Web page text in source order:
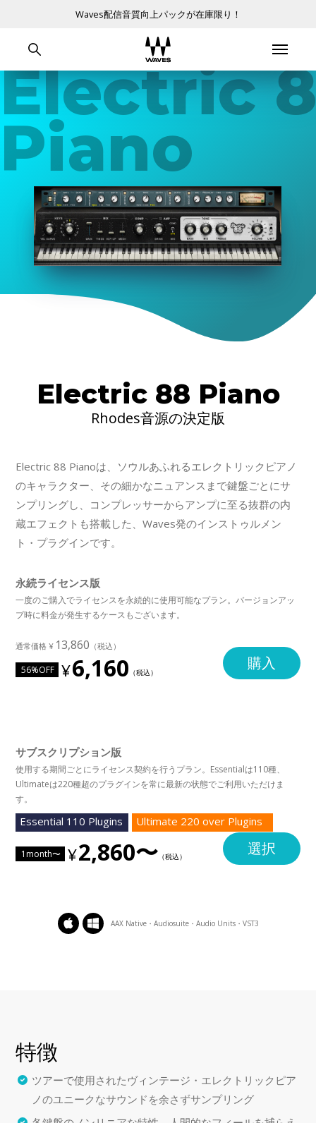
Waves配信音質向上パックが在庫限り！
Electric
Piano
Electric 88 Piano
Rhodes音源の決定版
Electric 88 Pianoは、ソウルあふれるエレクトリックピアノ
のキャラクター、その細かなニュアンスまで鍵盤ごとにサ
ンプリングし、コンプレッサーからアンプに至る抜群の内
蔵エフェクトも搭載した、Waves発のインストゥルメン
ト・プラグインです。
永続ライセンス版
一度のご購入でライセンスを永続的に使用可能なプラン。バージョンアッ
プ時に料金が発生するケースもございます。
13,860
56%OFF 6,160 購入
サブスクリプション版
使用する期間ごとにライセンス契約を行うプラン。Essentialは110種、
Ultimateは220種超のプラグインを常に最新の状態でご利用いただけま
す。
Essential 110 Plugins Ultimate 220 over Plugins
1month〜 2,860〜 選択
AAX Native・Audiosuite・Audio Units・VST3
特徴
ツアーで使用されたヴィンテージ・エレクトリックピア
ノのユニークなサウンドを余さずサンプリング